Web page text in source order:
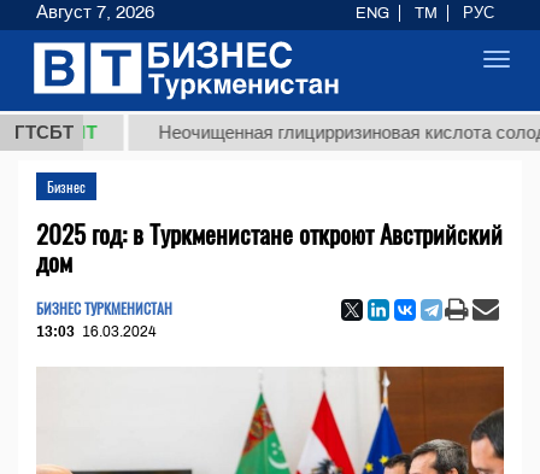
ГТСБТ Неочищенная глицирризиновая кислота солодкового
Бизнес
2025 год: в Туркменистане откроют Австрийский
дом
БИЗНЕС ТУРКМЕНИСТАН
13:03 16.03.2024
Август 7, 2026 ENG TM РУС